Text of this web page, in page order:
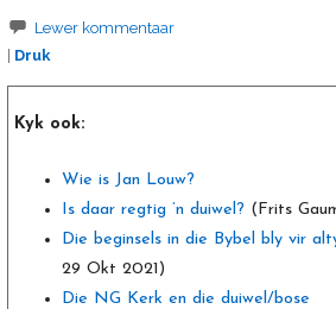
Lewer kommentaar
| Druk
Kyk ook:
Wie is Jan Louw?
Is daar regtig ’n duiwel? (Frits
Die beginsels in die Bybel bly vir
29 Okt 2021)
Die NG Kerk en die duiwel/bose